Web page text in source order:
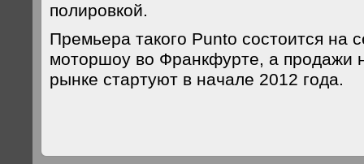
полировкой.
Премьера такого Punto состоится на
моторшоу во Франкфурте, а продажи
рынке стартуют в начале 2012 года.